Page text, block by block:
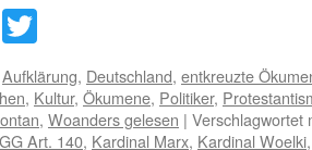
Telegram
Aufklärung, Deutschland, entkreuzte
, Kultur, Ökumene, Politiker,
, Woanders gelesen | Verschlagwortet
GG Art. 140, Kardinal Marx, Kardinal Woelki